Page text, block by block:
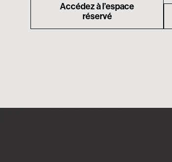
Accédez à l’espace
réservé